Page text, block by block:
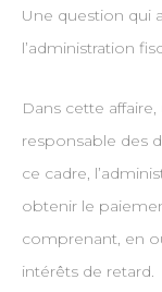
Une question qui
l’administration
Dans cette
responsable des
ce cadre,
obtenir le
comprenant, en
intérêts de retard.